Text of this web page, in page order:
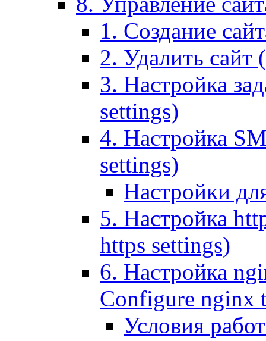
1. Создание
2. Удалить сайт
3. Настройка
settings)
4. Настройка
settings)
Настройки
5. Настройка
https settings)
6. Настройка
Configure nginx
Условия